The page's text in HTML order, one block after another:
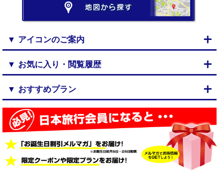
▼ アイコンのご案内
▼ お気に入り・閲覧履歴
▼ おすすめプラン